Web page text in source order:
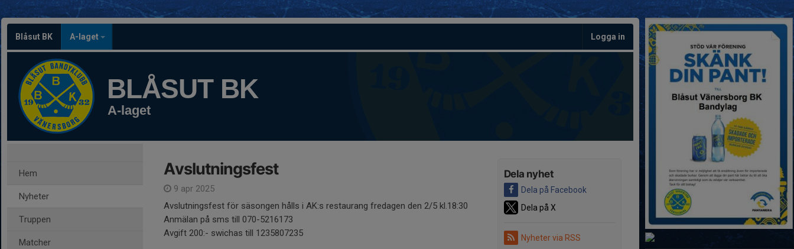
Blåsut BK A-laget Logga in
BLÅSUT BK
A-laget
Hem
Nyheter
Truppen
Matcher
Dela nyhet
Dela på Facebook
Dela på X
Nyheter via RSS
Avslutningsfest
9 apr 2025
Avslutningsfest för säsongen hålls i AK:s restaurang fredagen den 2/5 kl.18:30
Anmälan på sms till 070-5216173
Avgift 200:- swichas till 1235807235